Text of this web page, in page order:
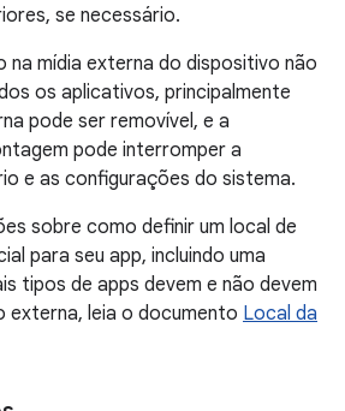
se necessário.
na mídia externa do dispositivo não
os aplicativos, principalmente
pode ser removível, e a
pode interromper a
e as configurações do sistema.
sobre como definir um local de
para seu app, incluindo uma
tipos de apps devem e não devem
externa, leia o documento Local da